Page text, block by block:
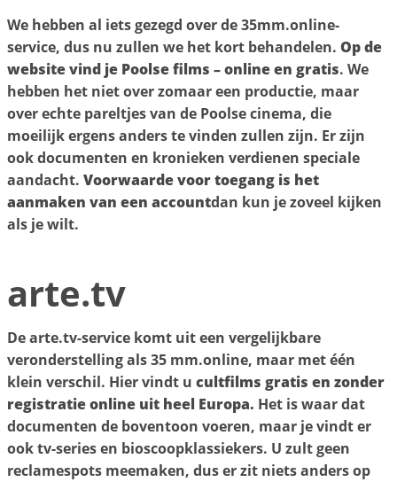
We hebben al iets gezegd over de 35mm.online-
service, dus nu zullen we het kort behandelen. Op de
website vind je Poolse films – online en gratis. We
hebben het niet over zomaar een productie, maar
over echte pareltjes van de Poolse cinema, die
moeilijk ergens anders te vinden zullen zijn. Er zijn
ook documenten en kronieken verdienen speciale
aandacht. Voorwaarde voor toegang is het
aanmaken van een accountdan kun je zoveel kijken
als je wilt.
arte.tv
De arte.tv-service komt uit een vergelijkbare
veronderstelling als 35 mm.online, maar met één
klein verschil. Hier vindt u cultfilms gratis en zonder
registratie online uit heel Europa. Het is waar dat
documenten de boventoon voeren, maar je vindt er
ook tv-series en bioscoopklassiekers. U zult geen
reclamespots meemaken, dus er zit niets anders op